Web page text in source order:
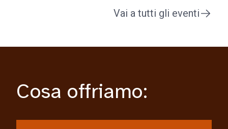
Vai a tutti gli eventi
Cosa offriamo: